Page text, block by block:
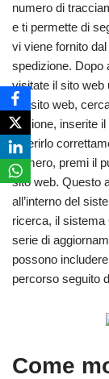
numero di
e ti permette di
vi viene fornito
spedizione. Dopo
visitate il sito web
sul sito web,
sezione, inserite
inserirlo
numero, premi il
sito web. Questo
all’interno del
ricerca, il sistema
serie di
possono
percorso seguito
Come